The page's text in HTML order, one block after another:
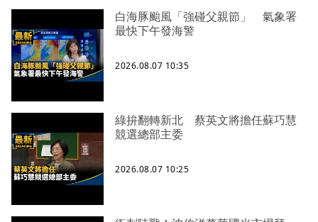
白海豚颱風「強碰父親節」 氣象署
最快下午發海警
2026.08.07 10:35
綠拚翻轉新北 蔡英文將擔任蘇巧慧
競選總部主委
2026.08.07 10:25